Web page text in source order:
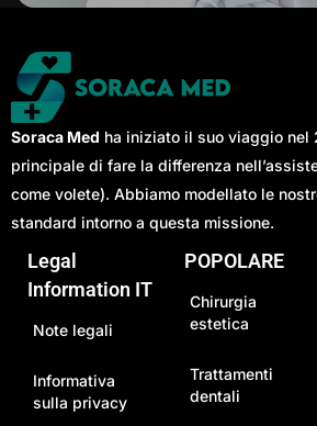
Soraca Med ha iniziato il suo viaggio nel
principale di fare la differenza
come volete). Abbiamo modellato le
standard intorno a questa missione.
Legal
Information IT
Note legali
Informativa
sulla privacy
POPOLARE
Chirurgia
estetica
Trattamenti
dentali